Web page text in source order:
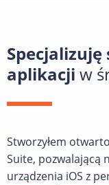
aplikacji w
Stworzyłem
Suite, pozwalającą
urządzenia iOS z